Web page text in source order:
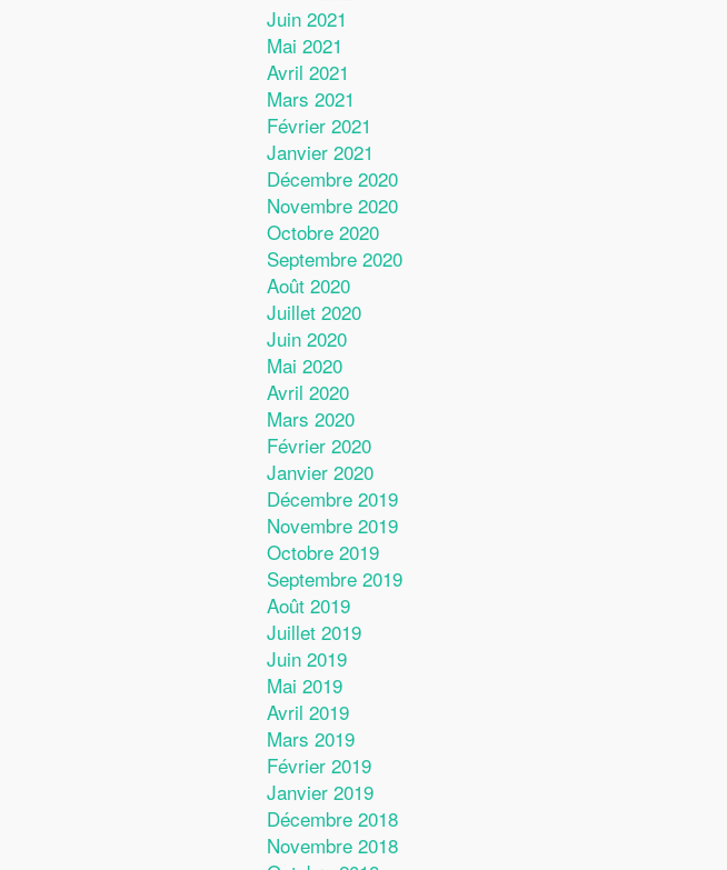
Juin 2021
Mai 2021
Avril 2021
Mars 2021
Février 2021
Janvier 2021
Décembre 2020
Novembre 2020
Octobre 2020
Septembre 2020
Août 2020
Juillet 2020
Juin 2020
Mai 2020
Avril 2020
Mars 2020
Février 2020
Janvier 2020
Décembre 2019
Novembre 2019
Octobre 2019
Septembre 2019
Août 2019
Juillet 2019
Juin 2019
Mai 2019
Avril 2019
Mars 2019
Février 2019
Janvier 2019
Décembre 2018
Novembre 2018